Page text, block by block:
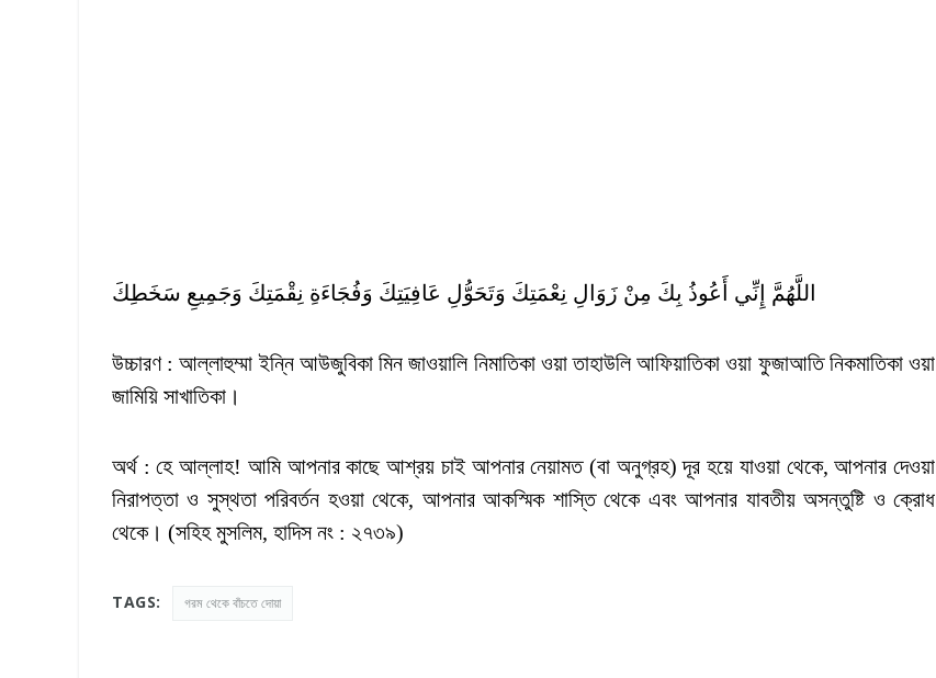
اللَّهُمَّ إِنِّي أَعُوذُ بِكَ مِنْ زَوَالِ نِعْمَتِكَ وَتَحَوُّلِ عَافِيَتِكَ وَفُجَاءَةِ نِقْمَتِكَ وَجَمِيعِ سَخَطِكَ
উচ্চারণ : আল্লাহুম্মা ইন্নি আউজুবিকা মিন জাওয়ালি নিমাতিকা ওয়া তাহাউলি আফিয়াতিকা ওয়া ফুজাআতি নিকমাতিকা ওয়া
জামিয়ি সাখাতিকা।
অর্থ : হে আল্লাহ! আমি আপনার কাছে আশ্রয় চাই আপনার নেয়ামত (বা অনুগ্রহ) দূর হয়ে যাওয়া থেকে, আপনার দেওয়া
নিরাপত্তা ও সুস্থতা পরিবর্তন হওয়া থেকে, আপনার আকস্মিক শাস্তি থেকে এবং আপনার যাবতীয় অসন্তুষ্টি ও ক্রোধ
থেকে। (সহিহ মুসলিম, হাদিস নং : ২৭৩৯)
TAGS: গরম থেকে বাঁচতে দোয়া